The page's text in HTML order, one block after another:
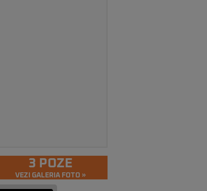
3 POZE
VEZI GALERIA FOTO »